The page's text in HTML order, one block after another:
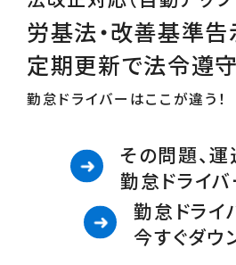
労基法・改善基準
定期更新で法令遵
勤怠ドライバーはここが違う！
その問題、
勤怠ドライバ
勤怠ドライ
今すぐダウ